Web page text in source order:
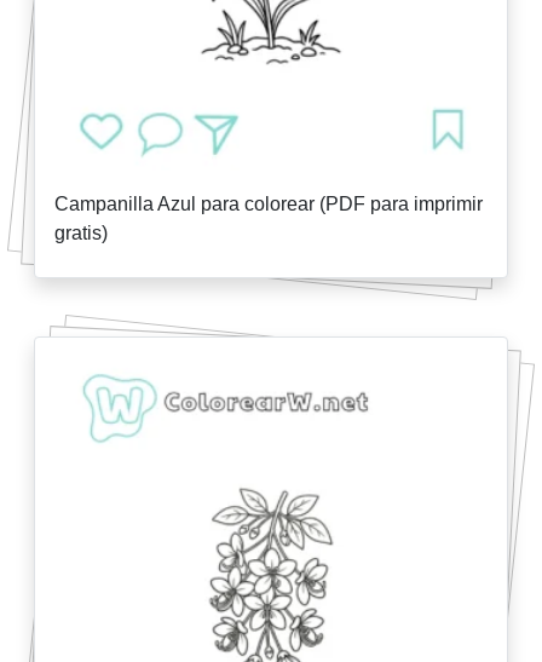
Campanilla Azul para colorear (PDF para imprimir
gratis)